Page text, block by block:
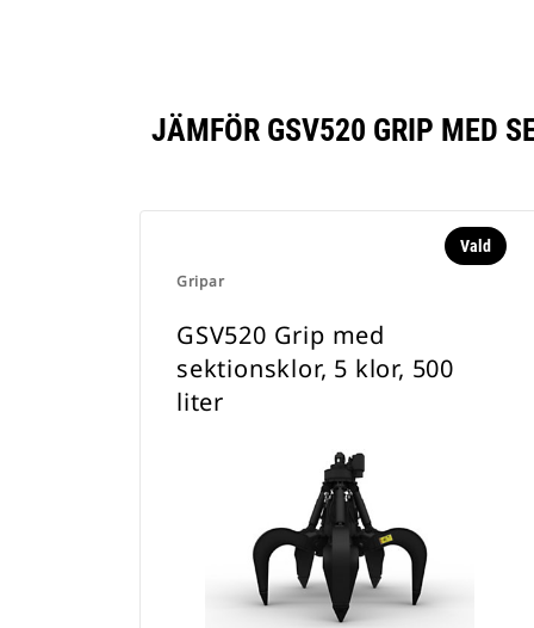
JÄMFÖR GSV520 GRIP MED
Gripar
Vald
GSV520 Grip med
sektionsklor, 5 klor, 500
liter